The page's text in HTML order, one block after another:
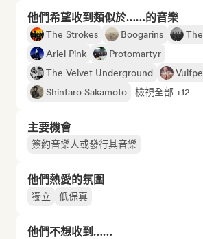
他們希望收到類似於……的音樂
The Strokes Boogarins
Ariel Pink
Protomartyr
The Velvet Underground
Shintaro Sakamoto
檢視全部 +12
主要機會
簽約音樂人或發行其音樂
他們熱愛的氛圍
獨立 低保真
他們不想收到……